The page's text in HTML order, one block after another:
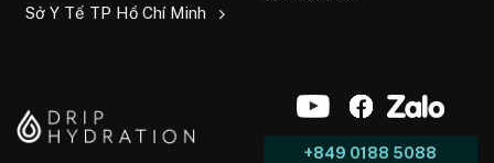
Sở Y Tế TP Hồ Chí Minh
+849 0188 5088